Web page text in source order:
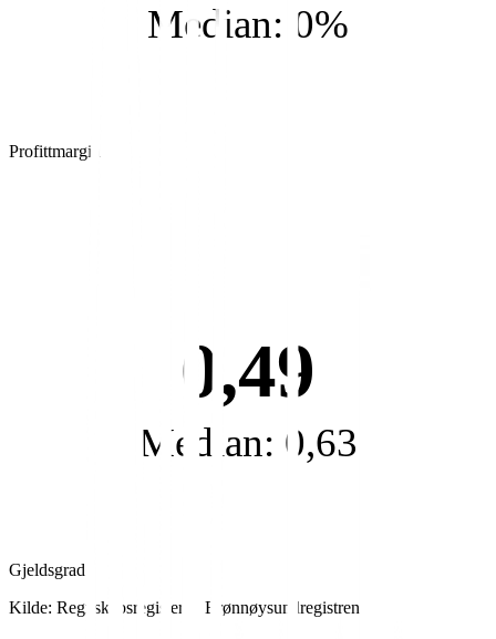
Median: 0%
Profittmargin
0,49
Median: 0,63
Gjeldsgrad
Kilde: Regnskapsregisteret, Brønnøysundregistrene